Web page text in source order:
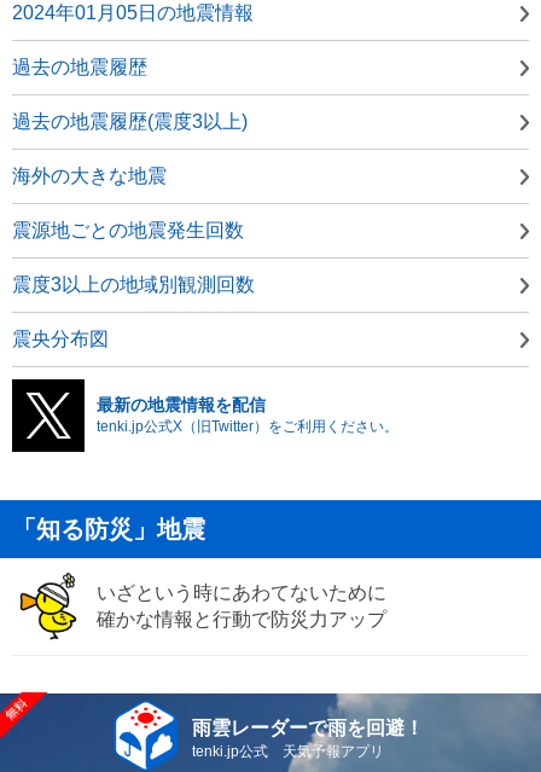
2024年01月05日の地震情報
過去の地震履歴
過去の地震履歴(震度3以上)
海外の大きな地震
震源地ごとの地震発生回数
震度3以上の地域別観測回数
震央分布図
最新の地震情報を配信
tenki.jp公式X（旧Twitter）をご利用ください。
「知る防災」地震
いざという時にあわてないために
確かな情報と行動で防災力アップ
雨雲レーダーで雨を回避！
tenki.jp公式 天気予報アプリ